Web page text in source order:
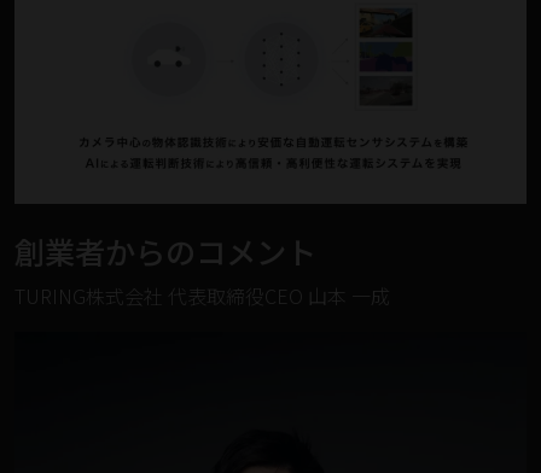
創業者からのコメント
TURING株式会社 代表取締役CEO 山本 一成